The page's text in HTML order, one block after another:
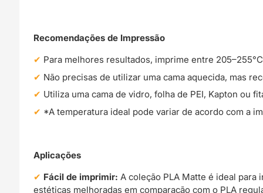
Recomendações de Impressão
Para melhores resultados, imprime entre
Não precisas de utilizar uma cama aquecida, mas
Utiliza uma cama de vidro, folha de PEI, Kapton ou
*A temperatura ideal pode variar de acordo com a
Aplicações
Fácil de imprimir: A coleção PLA Matte é ideal
estéticas melhoradas em comparação com o PLA